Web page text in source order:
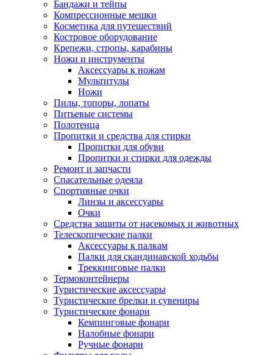
Бандажи и тейпы
Компрессионные мешки
Косметика для путешествий
Костровое оборудование
Крепежи, стропы, карабины
Ножи и инструменты
Аксессуары к ножам
Мультитулы
Ножи
Пилы, топоры, лопаты
Питьевые системы
Полотенца
Пропитки и средства для стирки
Пропитки для обуви
Пропитки и стирки для одежды
Ремонт и запчасти
Спасательные одеяла
Спортивные очки
Линзы и аксессуары
Очки
Средства защиты от насекомых и животных
Телескопические палки
Аксессуары к палкам
Палки для скандинавской ходьбы
Треккинговые палки
Термоконтейнеры
Туристические аксессуары
Туристические брелки и сувениры
Туристические фонари
Кемпинговые фонари
Налобные фонари
Ручные фонари